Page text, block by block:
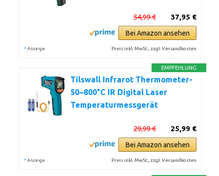
37,95 €
54,99 €
Bei Amazon ansehen
* Anzeige Preis inkl. MwSt., zzgl. Versandkosten
EMPFEHLUNG
Tilswall Infrarot Thermometer-
50~800°C IR Digital Laser
Temperaturmessgerät
25,99 €
29,99 €
Bei Amazon ansehen
* Anzeige Preis inkl. MwSt., zzgl. Versandkosten